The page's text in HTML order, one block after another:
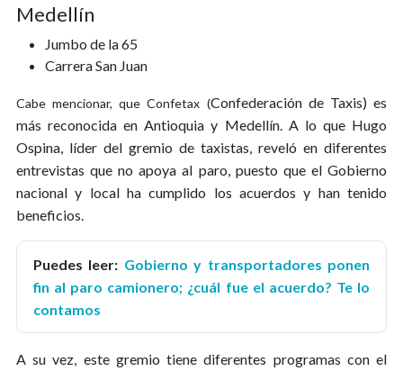
Medellín
Jumbo de la 65
Carrera San Juan
Cabe mencionar, que Confetax (Confederación de Taxis) es
más reconocida en Antioquia y Medellín. A lo que Hugo
Ospina, líder del gremio de taxistas, reveló en diferentes
entrevistas que no apoya al paro, puesto que el Gobierno
nacional y local ha cumplido los acuerdos y han tenido
beneficios.
Puedes leer: Gobierno y transportadores ponen
fin al paro camionero; ¿cuál fue el acuerdo? Te lo
contamos
A su vez, este gremio tiene diferentes programas con el